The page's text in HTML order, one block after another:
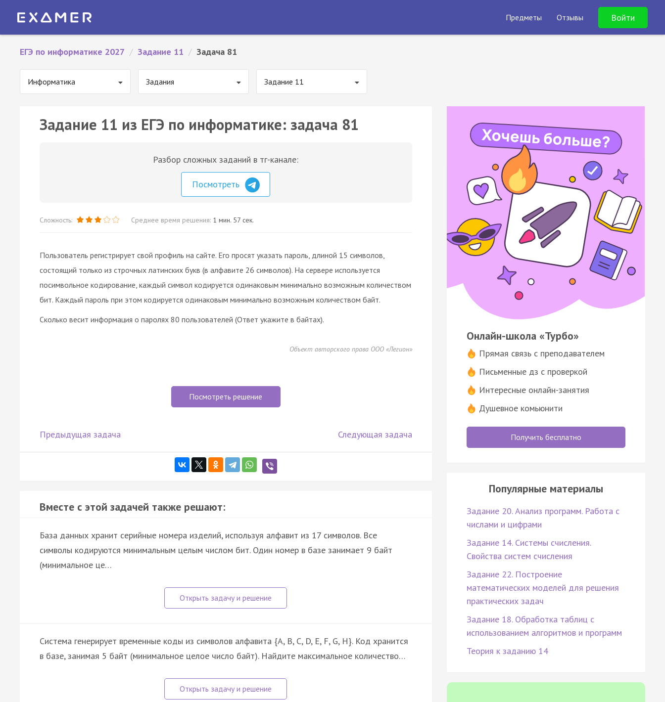
Предметы Отзывы Войти
ЕГЭ по информатике 2027 / Задание 11 / Задача 81
Информатика Задания Задание 11
Задание 11 из ЕГЭ по информатике: задача 81
Разбор сложных заданий в тг-канале:
Посмотреть
Сложность: Среднее время решения: 1 мин. 57 сек.
Пользователь регистрирует свой профиль на сайте. Его просят указать пароль, длиной 15 символов,
состоящий только из строчных латинских букв (в алфавите 26 символов). На сервере используется
посимвольное кодирование, каждый символ кодируется одинаковым минимально возможным количеством
бит. Каждый пароль при этом кодируется одинаковым минимально возможным количеством байт.
Сколько весит информация о паролях 80 пользователей (Ответ укажите в байтах).
Объект авторского права ООО «Легион»
Посмотреть решение
Предыдущая задача Следующая задача
Вместе с этой задачей также решают:
База данных хранит серийные номера изделий, используя алфавит из 17 символов. Все
символы кодируются минимальным целым числом бит. Один номер в базе занимает 9 байт
(минимальное це…
Система генерирует временные коды из символов алфавита {A, B, C, D, E, F, G, H}. Код хранится
в базе, занимая 5 байт (минимальное целое число байт). Найдите максимальное количество…
Онлайн-школа «Турбо»
Прямая связь с преподавателем
Письменные дз с проверкой
Интересные онлайн-занятия
Душевное комьюнити
Получить бесплатно
Популярные материалы
Задание 20. Анализ программ. Работа с
числами и цифрами
Задание 14. Системы счисления.
Свойства систем счисления
Задание 22. Построение
математических моделей для решения
практических задач
Задание 18. Обработка таблиц с
использованием алгоритмов и программ
Теория к заданию 14